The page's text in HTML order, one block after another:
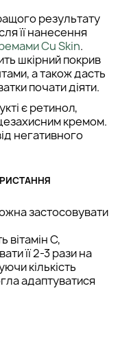
результату
її нанесення
Cu Skin.
шкірний покрив
а також дасть
почати діяти.
є ретинол,
кремом.
негативного
застосовувати
вітамін С,
її 2-3 рази на
кількість
адаптуватися